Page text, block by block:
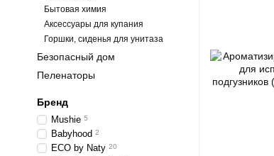
Бытовая химия
Аксессуары для купания
Горшки, сиденья для унитаза
Безопасный дом
Пеленаторы
Бренд
Mushie 5
Babyhood 2
ECO by Naty 20